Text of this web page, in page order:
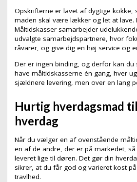
Opskrifterne er lavet af dygtige kokke,
maden skal være lækker og let at lave.
Måltidskasser samarbejder
udvalgte samarbejdspartnere, hvor
råvarer, og give dig en høj service og
Der er ingen binding, og derfor kan
have måltidskasserne én gang, hver
sjældnere levering, men over en lang
Hurtig hverdagsmad
hverdag
Når du vælger en af ovenstående
en af de andre, der er på markedet,
leveret lige til døren. Det gør din
sikrer, at du får god og varieret kost
travlhed.